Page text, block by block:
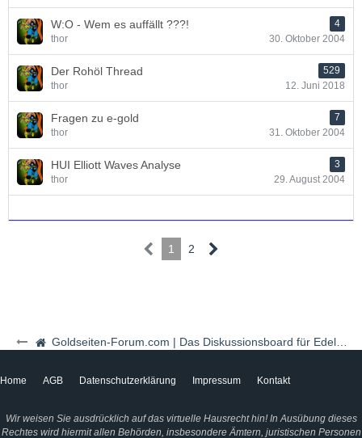
Goldseiten-Forum.com | Das Diskussionsboard für Edelmetalle & Rohstoffe
W:O - Wem es auffällt ???!
4
thor
30. Oktober 2004
Der Rohöl Thread
529
thor
12. Juni 2018
Fragen zu e-gold
7
thor
31. Oktober 2004
HUI Elliott Waves Analyse
3
thor
29. August 2004
1 2
Home AGB Datenschutzerklärung Impressum Kontakt
Wir weisen Sie ausdrücklich auf das virtuelle Hausrecht hin! In Ausübung dieses
Rechtes wird hiermit allen Behörden, insbesondere Ämtern, juristischen Personen